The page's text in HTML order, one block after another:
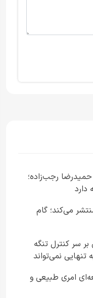
قتل حمیدرضا رجب‌زاده؛
دارد
می‌کند؛ گام
بر سر کنترل تنگه
تنهایی نمی‌تواند
امری طبیعی و